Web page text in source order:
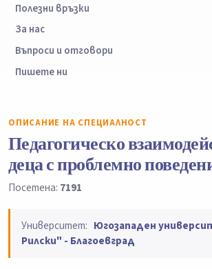
Полезни връзки
За нас
Въпроси и отговори
Пишете ни
ОПИСАНИЕ НА СПЕЦИАЛНОСТ
Педагогическо
деца с проблемно
Посетена: 7191
Университет: Югозападен
Рилски" - Благоевград